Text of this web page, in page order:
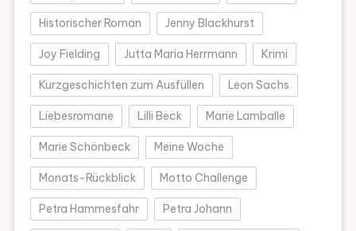
Historischer Roman Jenny Blackhurst
Joy Fielding Jutta Maria Herrmann Krimi
Kurzgeschichten zum Ausfüllen Leon Sachs
Liebesromane Lilli Beck Marie Lamballe
Marie Schönbeck Meine Woche
Monats-Rückblick Motto Challenge
Petra Hammesfahr Petra Johann